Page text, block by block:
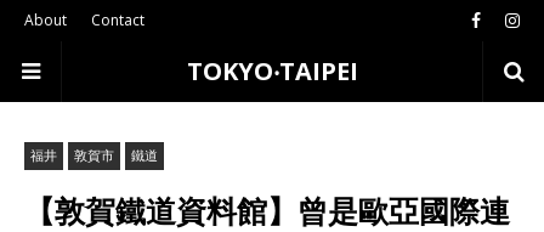
About Contact
TOKYO‧TAIPEI
福井 敦賀市 鐵道
【敦賀鐵道資料館】曾是歐亞國際連